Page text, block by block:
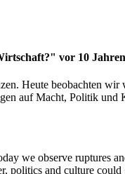
vor 10
Heute beobachten
auf Macht, Politik und
we observe ruptures
politics and culture